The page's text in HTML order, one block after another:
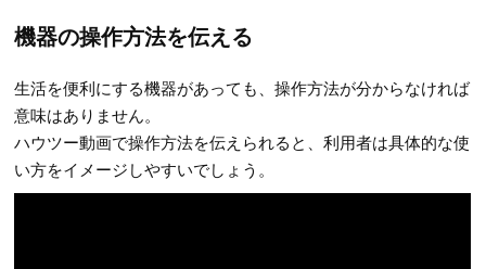
機器の操作方法を伝える
生活を便利にする機器があっても、操作方法が分からなければ
意味はありません。
ハウツー動画で操作方法を伝えられると、利用者は具体的な使
い方をイメージしやすいでしょう。